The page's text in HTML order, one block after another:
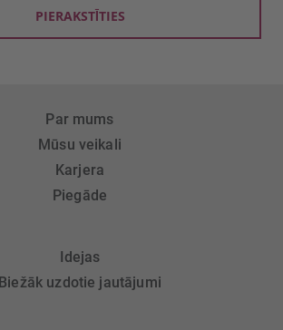
PIERAKSTĪTIES
Par mums
Mūsu veikali
Karjera
Piegāde
Idejas
Biežāk uzdotie jautājumi